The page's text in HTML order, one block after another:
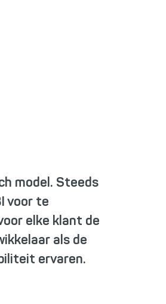
model. Steeds
voor te
elke klant de
als de
ervaren.